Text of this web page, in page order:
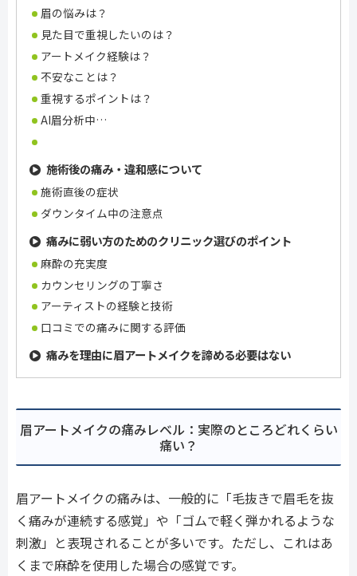
眉の悩みは？
見た目で重視したいのは？
アートメイク経験は？
不安なことは？
重視するポイントは？
AI眉分析中…
施術後の痛み・違和感について
施術直後の症状
ダウンタイム中の注意点
痛みに弱い方のためのクリニック選びのポイント
麻酔の充実度
カウンセリングの丁寧さ
アーティストの経験と技術
口コミでの痛みに関する評価
痛みを理由に眉アートメイクを諦める必要はない
眉アートメイクの痛みレベル：実際のところどれくらい
痛い？
眉アートメイクの痛みは、一般的に「毛抜きで眉毛を抜
く痛みが連続する感覚」や「ゴムで軽く弾かれるような
刺激」と表現されることが多いです。ただし、これはあ
くまで麻酔を使用した場合の感覚です。